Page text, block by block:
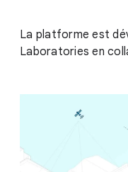
La platforme est
Laboratories en